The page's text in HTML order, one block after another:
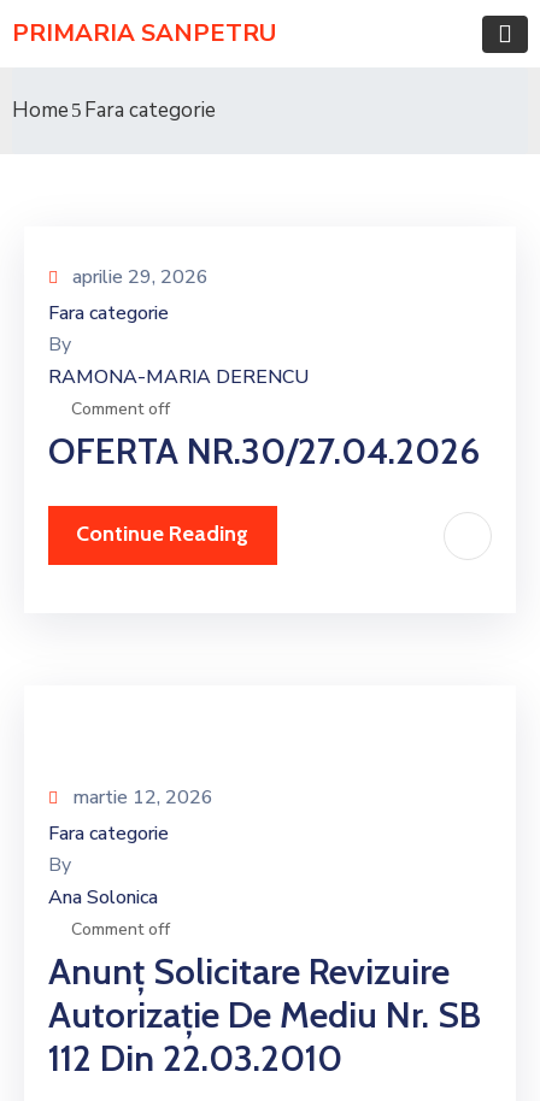
PRIMARIA SANPETRU
Home Fara categorie
aprilie 29, 2026
Fara categorie
By
RAMONA-MARIA DERENCU
Comment off
OFERTA NR.30/27.04.2026
Continue Reading
martie 12, 2026
Fara categorie
By
Ana Solonica
Comment off
Anunț Solicitare Revizuire
Autorizație De Mediu Nr. SB
112 Din 22.03.2010